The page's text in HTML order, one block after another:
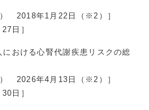
2018年1月22日（※2）］
日］
における心腎代謝疾患リスクの総
2026年4月13日（※2）］
日］